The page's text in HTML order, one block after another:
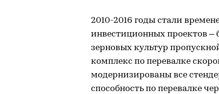
2010-2016 годы стали
инвестиционных проектов –
зерновых культур
комплекс по перевалке
модернизированы все
способность по перевалке